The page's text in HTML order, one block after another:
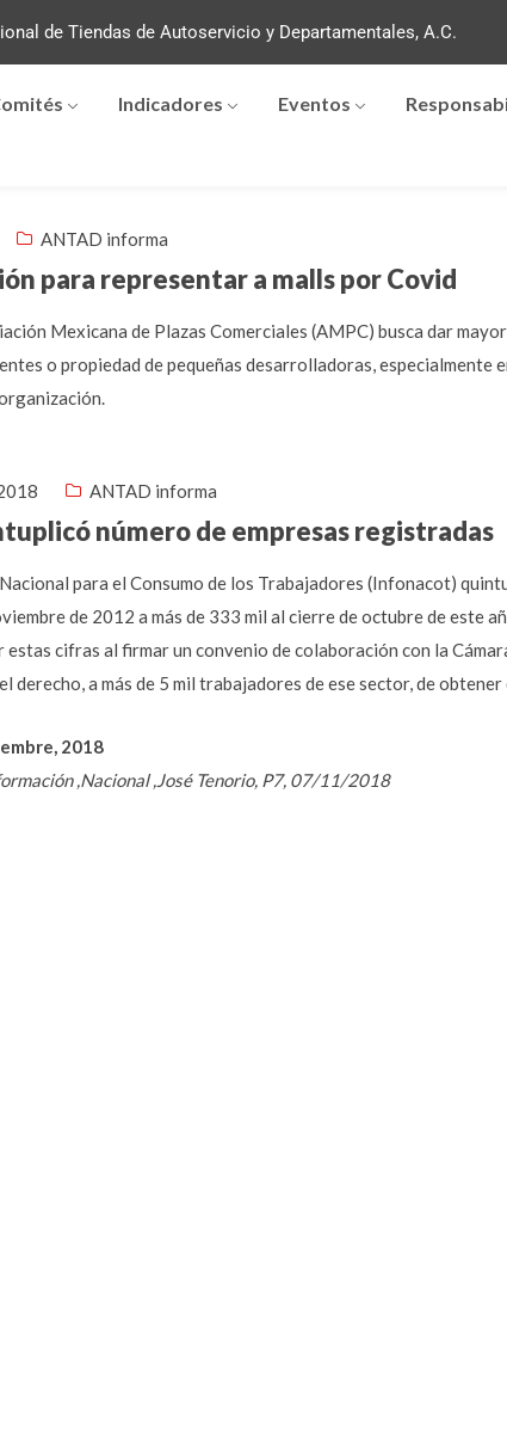
de Tiendas de Autoservicio y Departamentales, A.C.
Indicadores Eventos
ANTAD informa
para representar a malls por Covid
Mexicana de Plazas Comerciales (AMPC) busca dar
o propiedad de pequeñas desarrolladoras, especialmente
ANTAD informa
número de empresas registradas
para el Consumo de los Trabajadores (Infonacot)
de 2012 a más de 333 mil al cierre de octubre de
estas cifras al firmar un convenio de colaboración con la
derecho, a más de 5 mil trabajadores de ese sector, de
2018
,Nacional ,José Tenorio, P7, 07/11/2018